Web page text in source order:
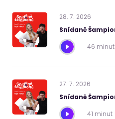
28. 7. 2026
Snídaně
46 minut
27. 7. 2026
Snídaně
41 minut